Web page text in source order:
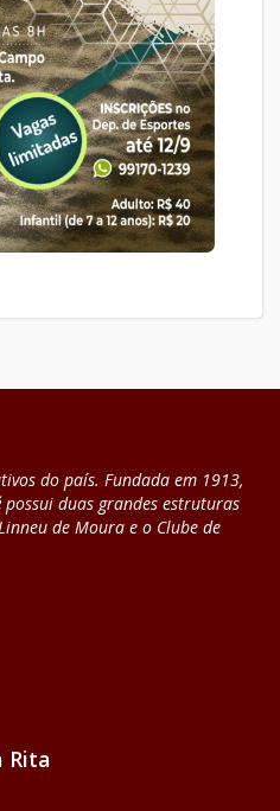
do país. Fundada em 1913,
possui duas grandes estruturas
de Moura e o Clube de
Rita